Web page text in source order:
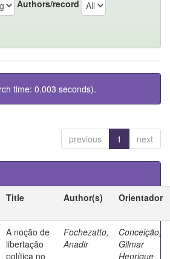
Authors/record
time: 0.003 seconds).
previous 1 next
Title Author(s) Orientador
A noção de
libertação
política no
Fochezatto,
Anadir
Conceição,
Gilmar
Henrique